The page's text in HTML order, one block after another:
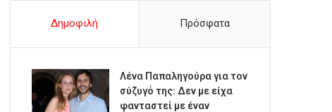
Δημοφιλή Πρόσφατα
Λένα Παπαληγούρα για τον
σύζυγό της: Δεν με είχα
φανταστεί με έναν